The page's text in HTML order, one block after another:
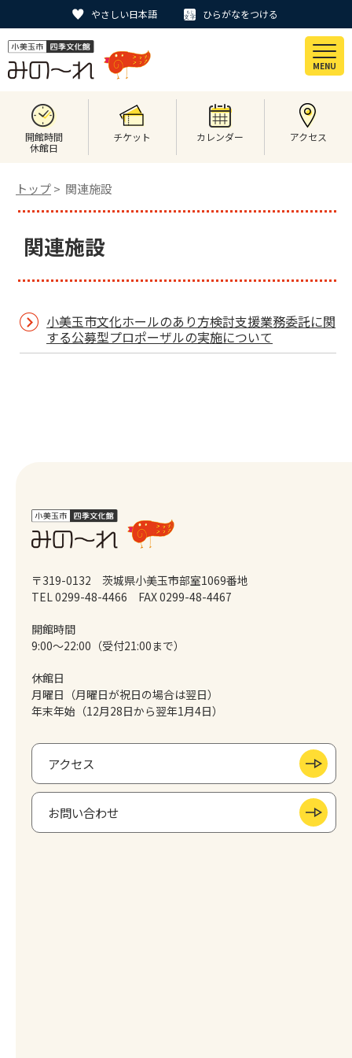
やさしい日本語 ひらがなをつける
MENU
開館時間
休館日
チケット カレンダー アクセス
トップ> 関連施設
関連施設
小美玉市文化ホールのあり方検討支援業務委託に関
する公募型プロポーザルの実施について
〒319-0132 茨城県小美玉市部室1069番地
TEL 0299-48-4466
FAX 0299-48-4467
開館時間
9:00～22:00（受付21:00まで）
休館日
月曜日（月曜日が祝日の場合は翌日）
年末年始（12月28日から翌年1月4日）
アクセス
お問い合わせ